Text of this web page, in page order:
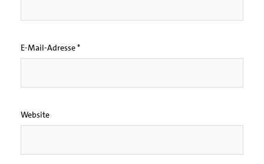
E-Mail-Adresse*
Website